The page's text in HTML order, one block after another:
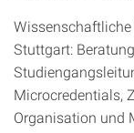
Stuttgart:
Microcredentials,
Organisation und